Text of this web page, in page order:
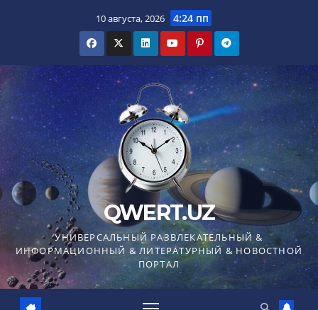
10 августа, 2026 4:24 пп
QWERT.UZ
УНИВЕРСАЛЬНЫЙ РАЗВЛЕКАТЕЛЬНЫЙ &
ИНФОРМАЦИОННЫЙ & ЛИТЕРАТУРНЫЙ & НОВОСТНОЙ
ПОРТАЛ